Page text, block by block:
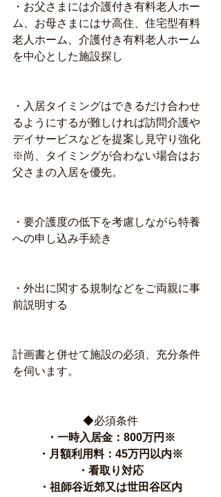
・お父さまには介護付き有料老人ホー
ム、お母さまにはサ高住、住宅型有料
老人ホーム、介護付き有料老人ホーム
を中心とした施設探し
・入居タイミングはできるだけ合わせ
るようにするが難しければ訪問介護や
デイサービスなどを提案し見守り強化
※尚、タイミングが合わない場合はお
父さまの入居を優先。
・要介護度の低下を考慮しながら特養
への申し込み手続き
・外出に関する規制などをご両親に事
前説明する
計画書と併せて施設の必須、充分条件
を伺います。
◆必須条件
・一時入居金：800万円※
・月額利用料：45万円以内※
・看取り対応
・祖師谷近郊又は世田谷区内